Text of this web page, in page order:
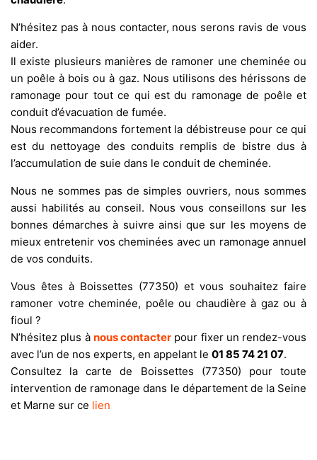
N’hésitez pas à nous contacter, nous serons ravis de vous
aider.
Il existe plusieurs manières de ramoner une cheminée ou
un poêle à bois ou à gaz. Nous utilisons des hérissons de
ramonage pour tout ce qui est du ramonage de poêle et
conduit d’évacuation de fumée.
Nous recommandons fortement la débistreuse pour ce qui
est du nettoyage des conduits remplis de bistre dus à
l’accumulation de suie dans le conduit de cheminée.
Nous ne sommes pas de simples ouvriers, nous sommes
aussi habilités au conseil. Nous vous conseillons sur les
bonnes démarches à suivre ainsi que sur les moyens de
mieux entretenir vos cheminées avec un ramonage annuel
de vos conduits.
Vous êtes à Boissettes (77350) et vous souhaitez faire
ramoner votre cheminée, poêle ou chaudière à gaz ou à
fioul ?
N’hésitez plus à nous contacter pour fixer un rendez-vous
avec l’un de nos experts, en appelant le 01 85 74 21 07.
Consultez la carte de Boissettes (77350) pour toute
intervention de ramonage dans le département de la Seine
et Marne sur ce lien